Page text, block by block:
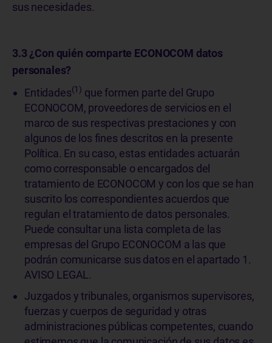
sus necesidades.
3.3 ¿Con quién comparte ECONOCOM datos
personales?
Entidades(1) que formen parte del Grupo
ECONOCOM, proveedores de servicios en el
marco de sus respectivas prestaciones y con
algunos de los fines descritos en la presente
Política. En su caso, estas entidades actuarán
como corresponsable o encargados del
tratamiento de ECONOCOM y con los que se han
suscrito los correspondientes acuerdos que
regulan el tratamiento de datos personales.
Puede consultar una lista completa de las
empresas del Grupo ECONOCOM a las que
podrán comunicarse sus datos en el apartado 1.
AVISO LEGAL.
Juzgados y tribunales, organismos supervisores,
fuerzas y cuerpos de seguridad y otras
administraciones públicas competentes, cuando